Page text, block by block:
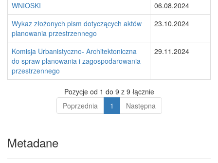
WNIOSKI
06.08.2024
Wykaz złożonych pism dotyczących aktów
planowania przestrzennego
23.10.2024
Komisja Urbanistyczno- Architektoniczna
do spraw planowania i zagospodarowania
przestrzennego
29.11.2024
Pozycje od 1 do 9 z 9 łącznie
Poprzednia
1 Następna
Metadane